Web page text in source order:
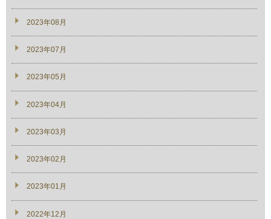
2023年08月
2023年07月
2023年05月
2023年04月
2023年03月
2023年02月
2023年01月
2022年12月